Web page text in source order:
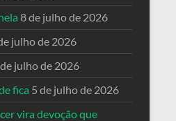
8 de julho de 2026
julho de 2026
julho de 2026
fica 5 de julho de 2026
vira devoção que